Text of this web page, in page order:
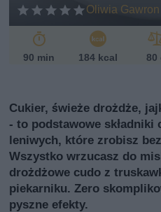
Oliwia Gawron
ń
90 min 184 kcal 80
Cukier, świeże drożdże,
- to podstawowe
leniwych, które zrobisz
Wszystko wrzucasz do
drożdżowe cudo z
piekarniku. Zero
pyszne efekty.